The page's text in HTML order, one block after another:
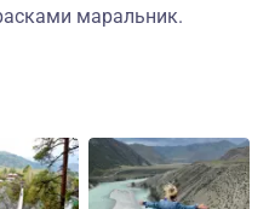
маральник.